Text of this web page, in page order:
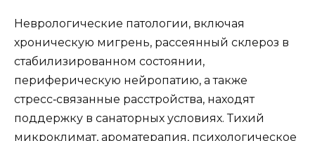
Неврологические патологии, включая
хроническую мигрень, рассеянный склероз в
стабилизированном состоянии,
периферическую нейропатию, а также
стресс‑связанные расстройства, находят
поддержку в санаторных условиях. Тихий
микроклимат, ароматерапия, психологическое